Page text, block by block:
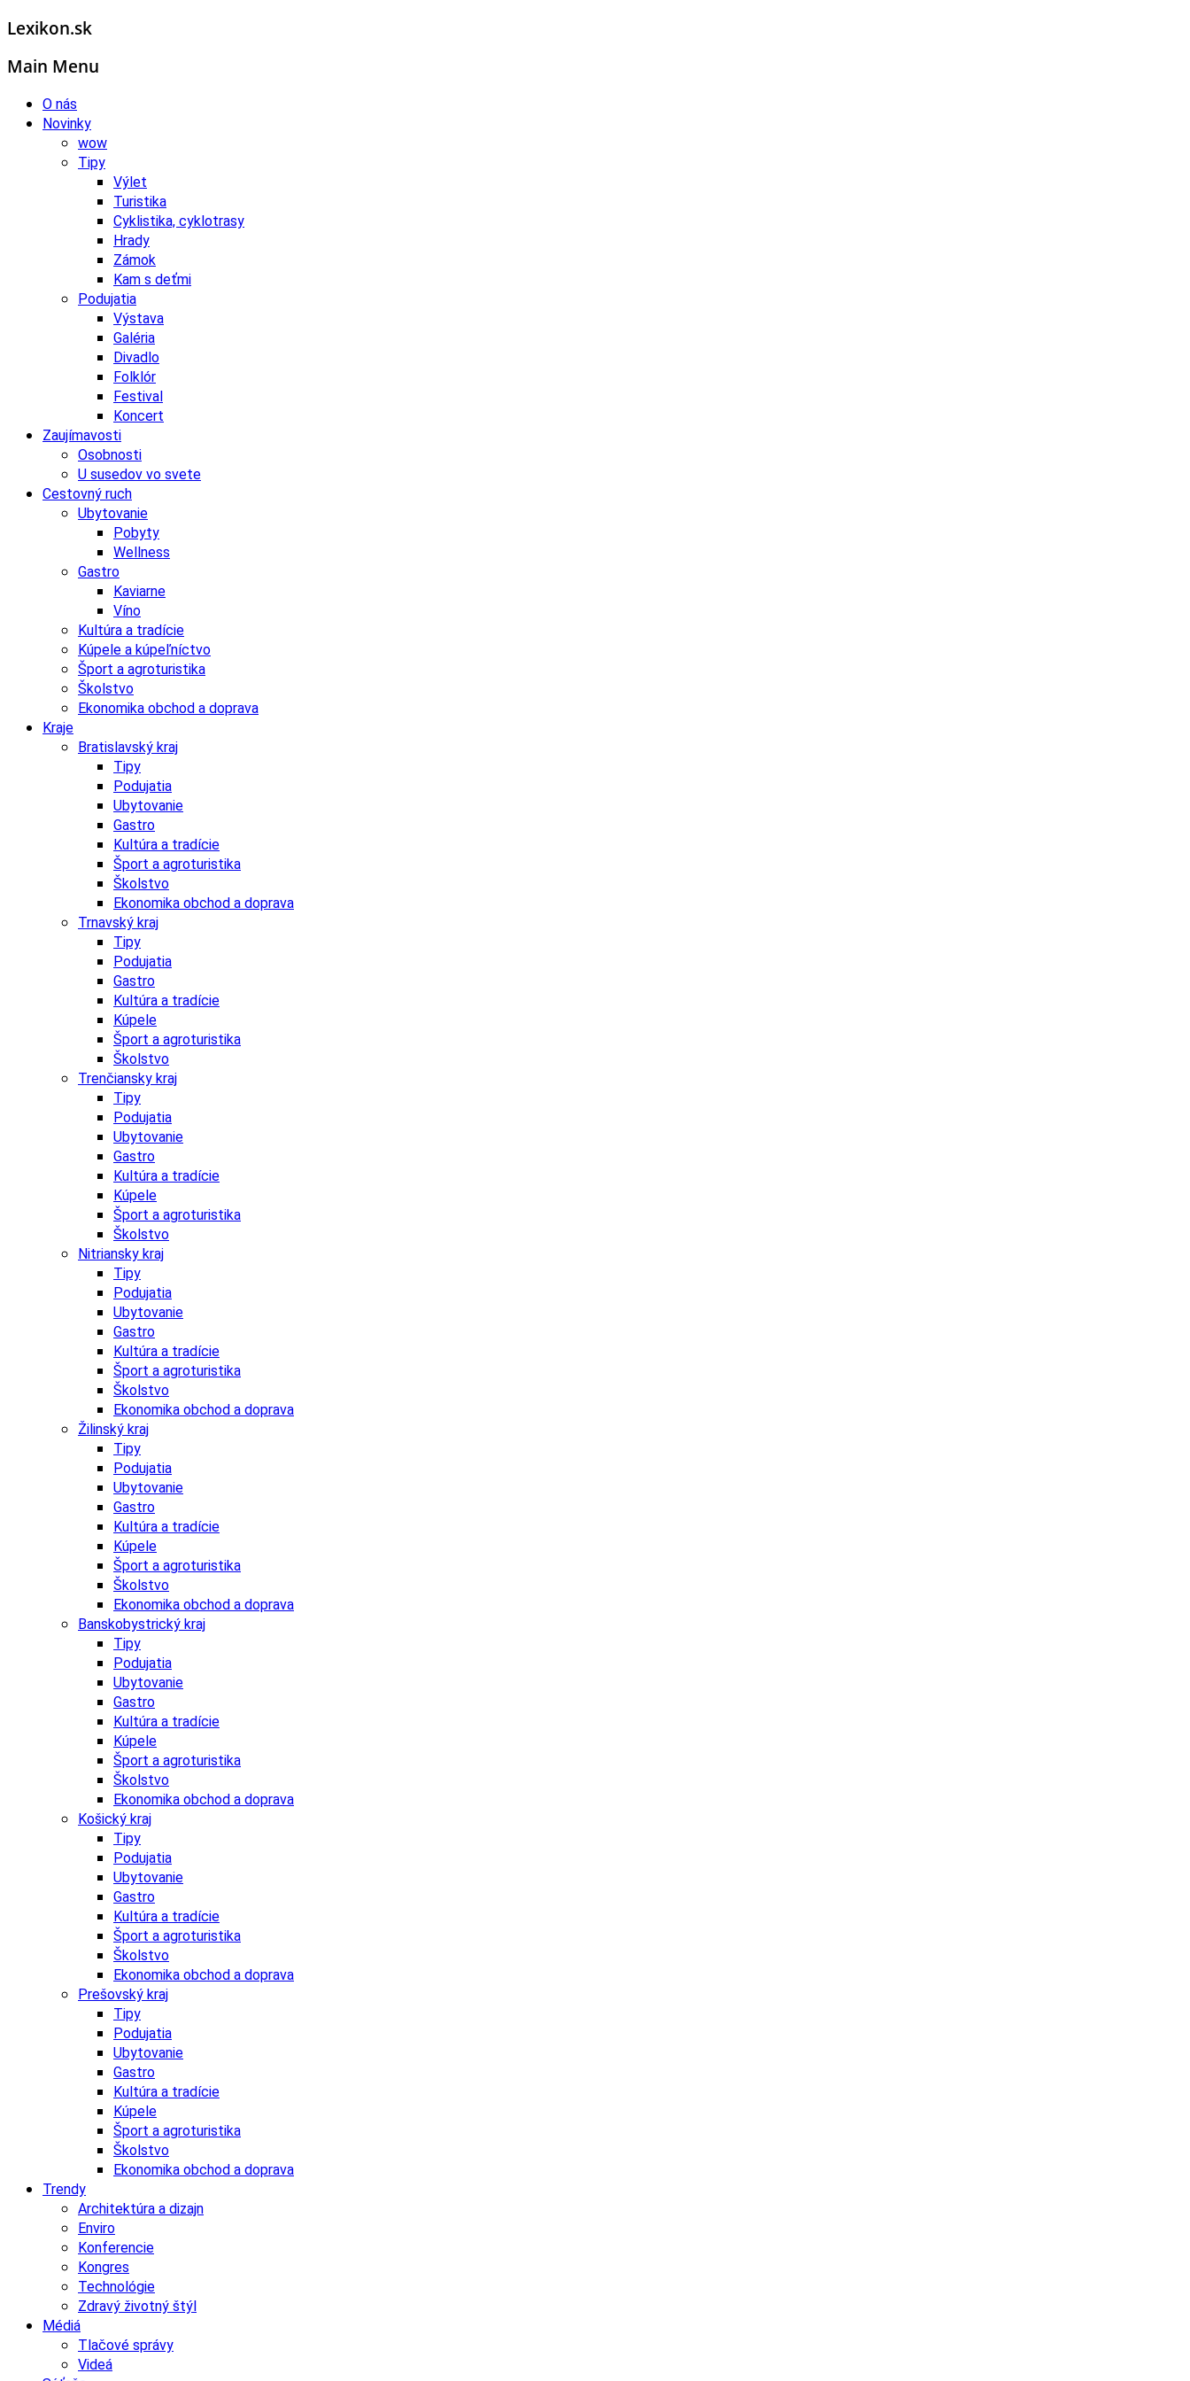
Lexikon.sk
Main Menu
O nás
Novinky
wow
Tipy
Výlet
Turistika
Cyklistika, cyklotrasy
Hrady
Zámok
Kam s deťmi
Podujatia
Výstava
Galéria
Divadlo
Folklór
Festival
Koncert
Zaujímavosti
Osobnosti
U susedov vo svete
Cestovný ruch
Ubytovanie
Pobyty
Wellness
Gastro
Kaviarne
Víno
Kultúra a tradície
Kúpele a kúpeľníctvo
Šport a agroturistika
Školstvo
Ekonomika obchod a doprava
Kraje
Bratislavský kraj
Tipy
Podujatia
Ubytovanie
Gastro
Kultúra a tradície
Šport a agroturistika
Školstvo
Ekonomika obchod a doprava
Trnavský kraj
Tipy
Podujatia
Gastro
Kultúra a tradície
Kúpele
Šport a agroturistika
Školstvo
Trenčiansky kraj
Tipy
Podujatia
Ubytovanie
Gastro
Kultúra a tradície
Kúpele
Šport a agroturistika
Školstvo
Nitriansky kraj
Tipy
Podujatia
Ubytovanie
Gastro
Kultúra a tradície
Šport a agroturistika
Školstvo
Ekonomika obchod a doprava
Žilinský kraj
Tipy
Podujatia
Ubytovanie
Gastro
Kultúra a tradície
Kúpele
Šport a agroturistika
Školstvo
Ekonomika obchod a doprava
Banskobystrický kraj
Tipy
Podujatia
Ubytovanie
Gastro
Kultúra a tradície
Kúpele
Šport a agroturistika
Školstvo
Ekonomika obchod a doprava
Košický kraj
Tipy
Podujatia
Ubytovanie
Gastro
Kultúra a tradície
Šport a agroturistika
Školstvo
Ekonomika obchod a doprava
Prešovský kraj
Tipy
Podujatia
Ubytovanie
Gastro
Kultúra a tradície
Kúpele
Šport a agroturistika
Školstvo
Ekonomika obchod a doprava
Trendy
Architektúra a dizajn
Enviro
Konferencie
Kongres
Technológie
Zdravý životný štýl
Médiá
Tlačové správy
Videá